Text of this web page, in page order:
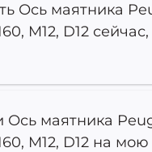
Ось маятника
M12, D12 сейчас,
Ось маятника
M12, D12 на мою